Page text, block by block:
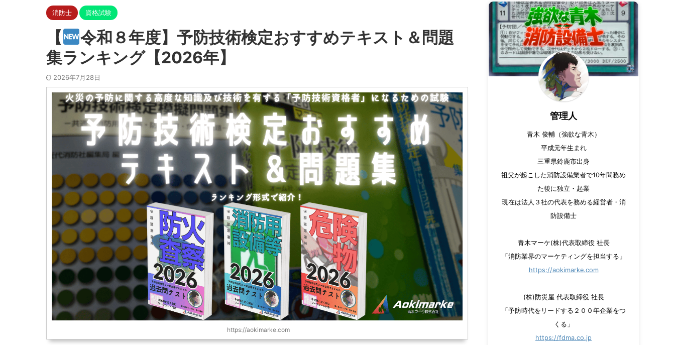
消防士 資格試験
【
令和８年度】予防技術検定おすすめテキスト＆問題
集ランキング【2026年】
2026年7月28日
https://aokimarke.com
管理人
青木 俊輔（強欲な青木）
平成元年生まれ
三重県鈴鹿市出身
祖父が起こした消防設備業者で10年間務め
た後に独立・起業
現在は法人３社の代表を務める経営者・消
防設備士
青木マーケ(株)代表取締役 社長
「消防業界のマーケティングを担当する」
https://aokimarke.com
(株)防災屋 代表取締役 社長
「予防時代をリードする２００年企業をつ
くる」
https://fdma.co.jp